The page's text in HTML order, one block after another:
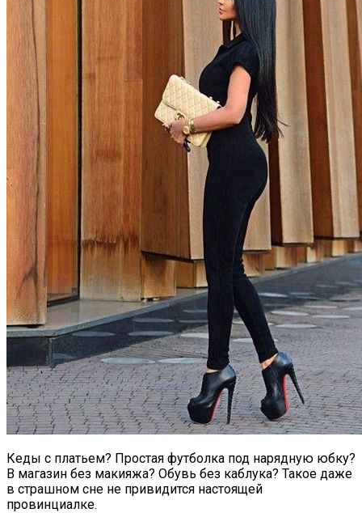
Кеды с платьем? Простая футболка под нарядную юбку?
В магазин без макияжа? Обувь без каблука? Такое даже
в страшном сне не привидится настоящей
провинциалке.